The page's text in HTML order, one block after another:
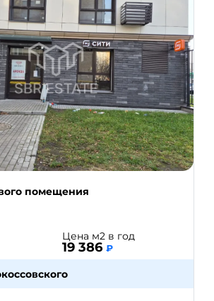
помещения
Цена м2 в год
19 386 ₽